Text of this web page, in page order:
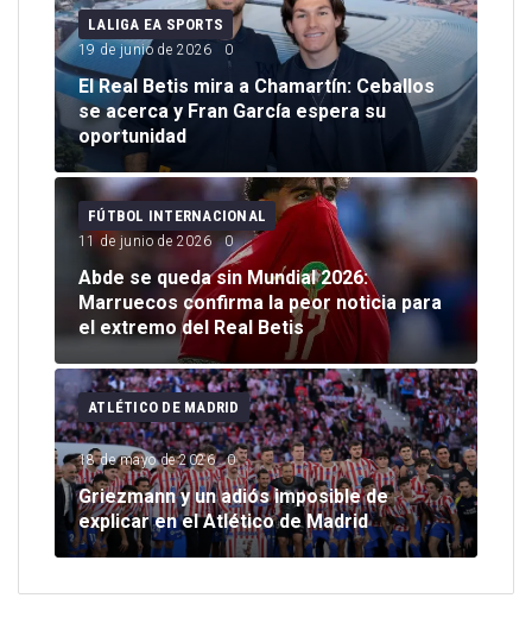
LALIGA EA SPORTS
19 de junio de 2026 0
El Real Betis mira a Chamartín: Ceballos
se acerca y Fran García espera su
oportunidad
FÚTBOL INTERNACIONAL
11 de junio de 2026 0
Abde se queda sin Mundial 2026:
Marruecos confirma la peor noticia para
el extremo del Real Betis
ATLÉTICO DE MADRID
18 de mayo de 2026 0
Griezmann y un adiós imposible de
explicar en el Atlético de Madrid